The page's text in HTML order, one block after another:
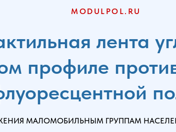
MODULPOL.RU
лента
профиле
МАЛОМОБИЛЬНЫМ ГРУППАМ